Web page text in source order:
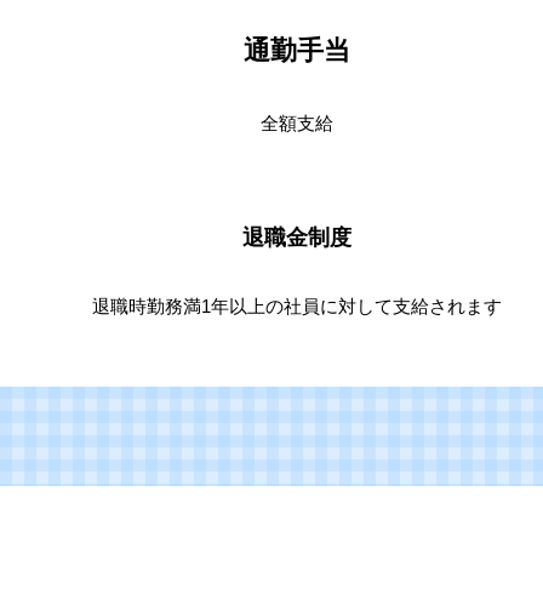
通勤手当
全額支給
退職金制度
退職時勤務満1年以上の社員に対して支給されます